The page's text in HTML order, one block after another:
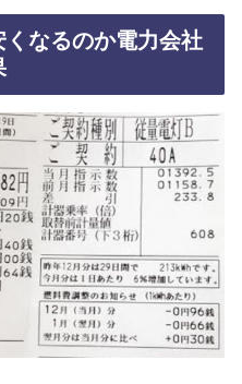
なるのか電力会社